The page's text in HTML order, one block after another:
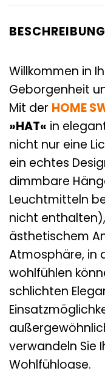
BESCHREIBUNG
Willkommen in
Geborgenheit
Mit der HOME
»HAT« in
nicht nur eine
ein echtes
dimmbare
Leuchtmitteln
nicht
ästhetischem
Atmosphäre, in
wohlfühlen
schlichten
verwandeln Sie
Wohlfühloase.